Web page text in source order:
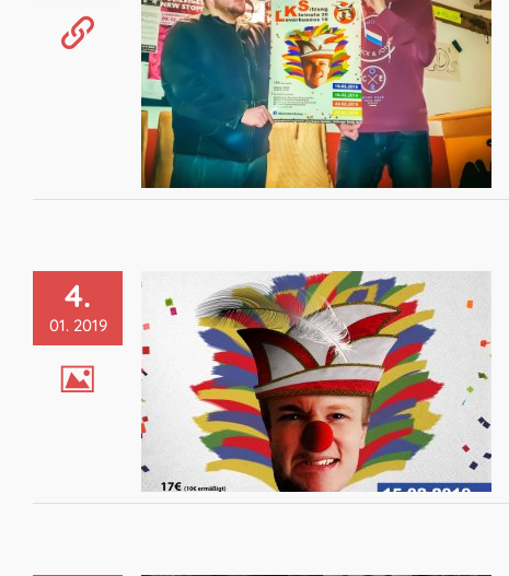
4.
01. 2019